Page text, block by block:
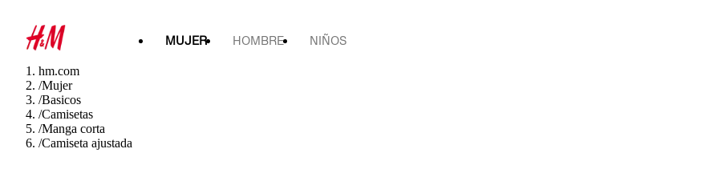
MUJER HOMBRE NIÑOS
hm.com
/Mujer
/Basicos
/Camisetas
/Manga corta
/Camiseta ajustada